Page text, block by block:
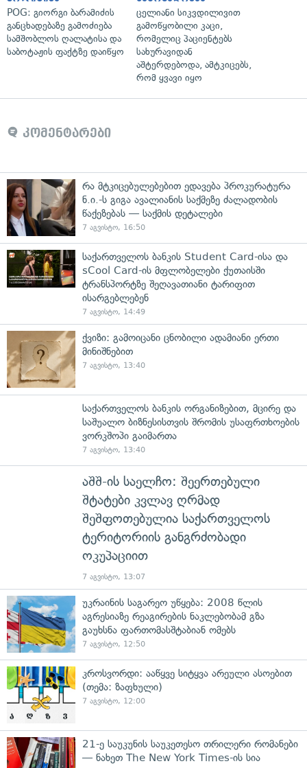
POG: გიორგი ბარამიძის
განცხადებაზე გამოძიება
სამშობლოს ღალატისა და
საბოტაჟის ფაქტზე დაიწყო
ცელიანი სიკვდილივით
გამოწყობილი კაცი,
რომელიც პაციენტებს
სახურავიდან
აშტერდებოდა, ამტკიცებს,
რომ ყვავი იყო
კომენტარები
რა მტკიცებულებებით ედავება პროკურატურა
ნ.ი.-ს გიგა ავალიანის საქმეზე ძალადობის
წაქეზებას — საქმის დეტალები
7 აგვისტო, 16:50
საქართველოს ბანკის Student Card-ისა და
sCool Card-ის მფლობელები ქუთაისში
ტრანსპორტზე შეღავათიანი ტარიფით
ისარგებლებენ
7 აგვისტო, 14:49
ქვიზი: გამოიცანი ცნობილი ადამიანი ერთი
მინიშნებით
7 აგვისტო, 13:40
საქართველოს ბანკის ორგანიზებით, მცირე და
საშუალო ბიზნესისთვის შრომის უსაფრთხოების
ვორკშოპი გაიმართა
7 აგვისტო, 13:40
აშშ-ის საელჩო: შეერთებული
შტატები კვლავ ღრმად
შეშფოთებულია საქართველოს
ტერიტორიის განგრძობადი
ოკუპაციით
7 აგვისტო, 13:07
უკრაინის საგარეო უწყება: 2008 წლის
აგრესიაზე რეაგირების ნაკლებობამ გზა
გაუხსნა ფართომასშტაბიან ომებს
7 აგვისტო, 12:50
კროსვორდი: ააწყვე სიტყვა არეული ასოებით
(თემა: ზაფხული)
7 აგვისტო, 12:00
21-ე საუკუნის საუკეთესო თრილერი რომანები
— ნახეთ The New York Times-ის სია